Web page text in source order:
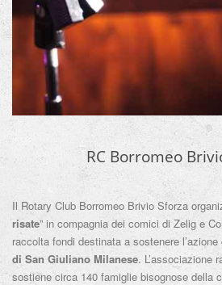
RC Borromeo
Il Rotary Club Borromeo Brivio Sforza
risate” in compagnia dei comici di Zelig e
raccolta fondi destinata a sostenere l’azione
di San Giuliano Milanese. L’associazione
sostiene circa 140 famiglie bisognose della